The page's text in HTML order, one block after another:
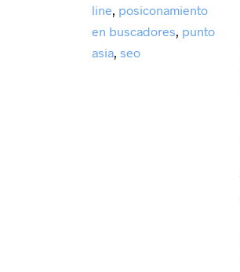
line, posiconamiento
en buscadores, punto
asia, seo